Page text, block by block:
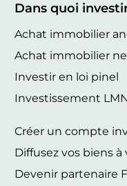
Dans quoi
Achat immobilier
Achat immobilier
Investir en loi pinel
Investissement
Créer un compte
Diffusez vos biens à
Devenir partenaire